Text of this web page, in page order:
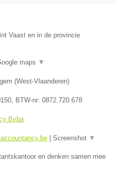
Vaast en in de provincie
maps ▼
(West-Vlaanderen)
, BTW-nr: 0872.720.678
Bvba
Screenshot ▼
en denken samen mee